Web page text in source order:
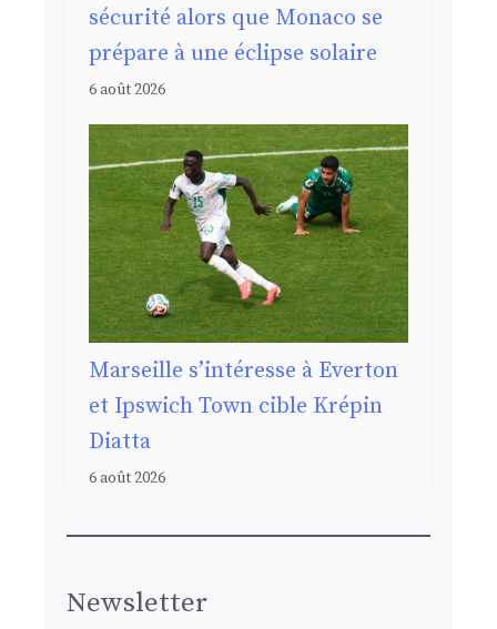
sécurité alors que Monaco se
prépare à une éclipse solaire
6 août 2026
Marseille s’intéresse à Everton
et Ipswich Town cible Krépin
Diatta
6 août 2026
Newsletter